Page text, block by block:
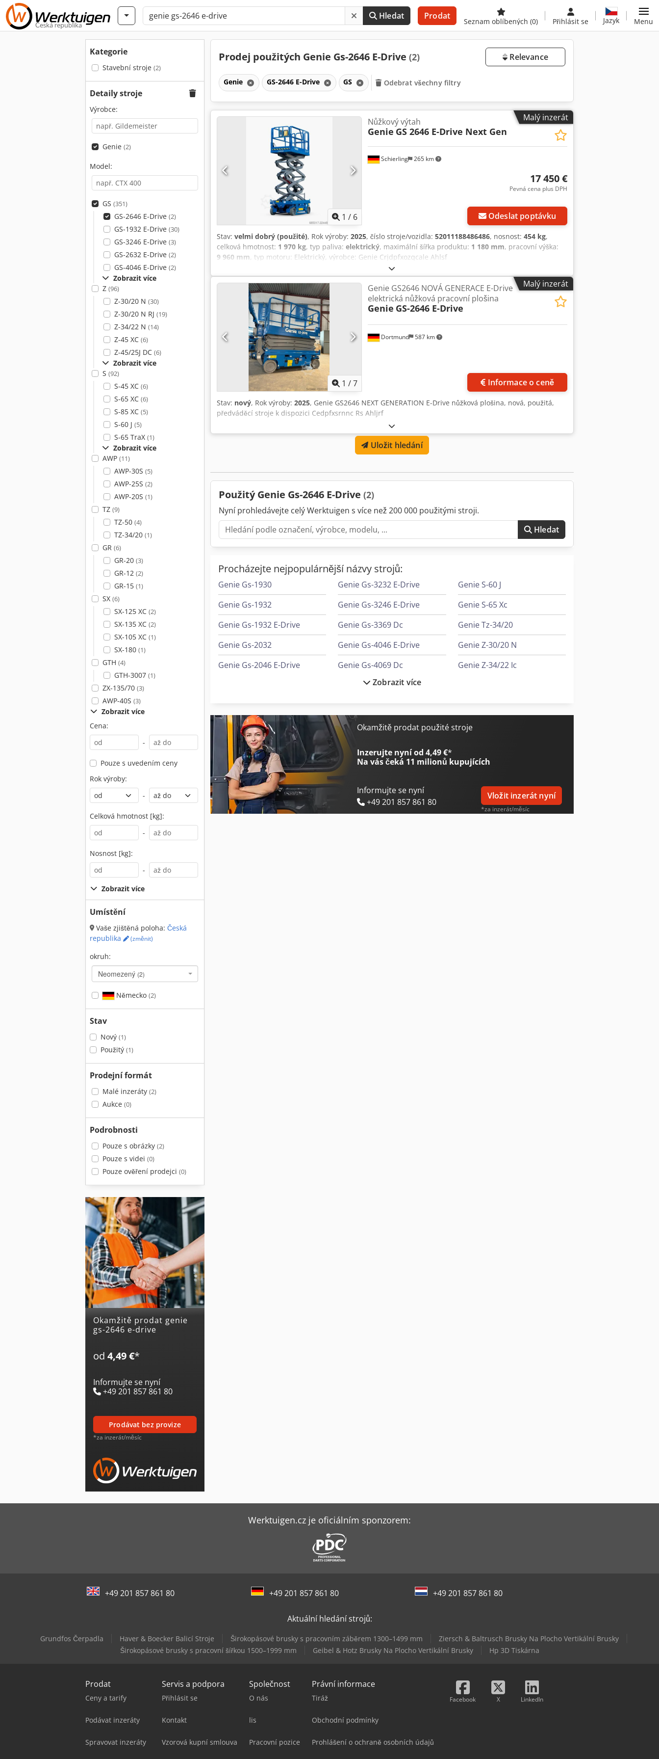
Česká republika
Hledat Prodat
Seznam oblíbených (0) Přihlásit se Jazyk Menu
Kategorie
Stavební stroje (2)
Detaily stroje
Výrobce:
Genie (2)
Model:
GS (351)
GS-2646 E-Drive (2)
GS-1932 E-Drive (30)
GS-3246 E-Drive (3)
GS-2632 E-Drive (2)
GS-4046 E-Drive (2)
Zobrazit více
Z (96)
Z-30/20 N (30)
Z-30/20 N RJ (19)
Z-34/22 N (14)
Z-45 XC (6)
Z-45/25J DC (6)
Zobrazit více
S (92)
S-45 XC (6)
S-65 XC (6)
S-85 XC (5)
S-60 J (5)
S-65 TraX (1)
Zobrazit více
AWP (11)
AWP-30S (5)
AWP-25S (2)
AWP-20S (1)
TZ (9)
TZ-50 (4)
TZ-34/20 (1)
GR (6)
GR-20 (3)
GR-12 (2)
GR-15 (1)
SX (6)
SX-125 XC (2)
SX-135 XC (2)
SX-105 XC (1)
SX-180 (1)
GTH (4)
GTH-3007 (1)
ZX-135/70 (3)
AWP-40S (3)
Zobrazit více
Cena:
-
Pouze s uvedením ceny
Rok výroby:
-
Celková hmotnost [kg]:
-
Nosnost [kg]:
-
Zobrazit více
Umístění
Vaše zjištěná poloha: Česká
republika
(změnit)
okruh:
Neomezený (2)
Německo (2)
Stav
Nový (1)
Použitý (1)
Prodejní formát
Malé inzeráty (2)
Aukce (0)
Podrobnosti
Pouze s obrázky (2)
Pouze s videi (0)
Pouze ověření prodejci (0)
Okamžitě prodat genie
gs-2646 e-drive
od 4,49 €*
Informujte se nyní
+49 201 857 861 80
prodávat bez provize
*za inzerát/měsíc
Prodej použitých Genie Gs-2646 E-Drive (2) Relevance
Genie GS-2646 E-Drive GS Odebrat všechny filtry
Malý inzerát
1 / 6
Schierling 265 km
Nůžkový výtah
Genie GS 2646 E-Drive Next Gen
17 450 €
Pevná cena plus DPH
Odeslat poptávku
Stav: velmi dobrý (použité), Rok výroby: 2025, číslo stroje/vozidla: 52011188486486, nosnost: 454 kg,
celková hmotnost: 1 970 kg, typ paliva: elektrický, maximální šířka produktu: 1 180 mm, pracovní výška:
9 960 mm, typ motoru: Elektrický, výrobce: Genie Crjdpfxozqcale Ahlsf
Malý inzerát
1 /7
Dortmund 587 km
Genie GS2646 NOVÁ GENERACE E-Drive
elektrická nůžková pracovní plošina
Genie GS-2646 E-Drive
Informace o ceně
Stav: nový, Rok výroby: 2025, Genie GS2646 NEXT GENERATION E-Drive nůžková plošina, nová, použitá,
předváděcí stroje k dispozici Cedpfxsrnnc Rs Ahljrf
Uložit hledání
Použitý Genie Gs-2646 E-Drive (2)
Nyní prohledávejte celý Werktuigen s více než 200 000 použitými stroji.
Hledat
Procházejte nejpopulárnější názvy strojů:
Genie Gs-1930
Genie Gs-1932
Genie Gs-1932 E-Drive
Genie Gs-2032
Genie Gs-2046 E-Drive
Genie Gs-2669 Dc
Genie Gs-2669 Rt
Genie Gs-3232 E-Drive
Genie Gs-3246 E-Drive
Genie Gs-3369 Dc
Genie Gs-4046 E-Drive
Genie Gs-4069 Dc
Genie Gs-4069 Rt
Genie Gs-4655 E-Drive
Genie S-45 Xc
Genie S-60 J
Genie S-65 Xc
Genie Tz-34/20
Genie Z-30/20 N
Genie Z-34/22 Ic
Zobrazit více
Okamžitě prodat použité stroje
Inzerujte nyní od 4,49 €*
Na vás čeká 11 milionů kupujících
Informujte se nyní
+49 201 857 861 80
Vložit inzerát nyní
*za inzerát/měsíc
Werktuigen.cz je oficiálním sponzorem:
+49 201 857 861 80 +49 201 857 861 80 +49 201 857 861 80
Aktuální hledání strojů:
Grundfos Čerpadla Haver & Boecker Balicí Stroje Širokopásové brusky s pracovním záběrem 1300–1499 mm
Ziersch & Baltrusch Brusky Na Plocho Vertikální Brusky
Širokopásové brusky s pracovní šířkou 1500–1999 mm
Geibel & Hotz Brusky Na Plocho Vertikální Brusky Hp 3D Tiskárna
Prodat
Ceny a tarify
Podávat inzeráty
Spravovat inzeráty
Servis a podpora
Přihlásit se
Kontakt
Vzorová kupní smlouva
Společnost
O nás
lis
Pracovní pozice
Právní informace
Tiráž
Obchodní podmínky
Prohlášení o ochraně osobních údajů
Facebook X LinkedIn